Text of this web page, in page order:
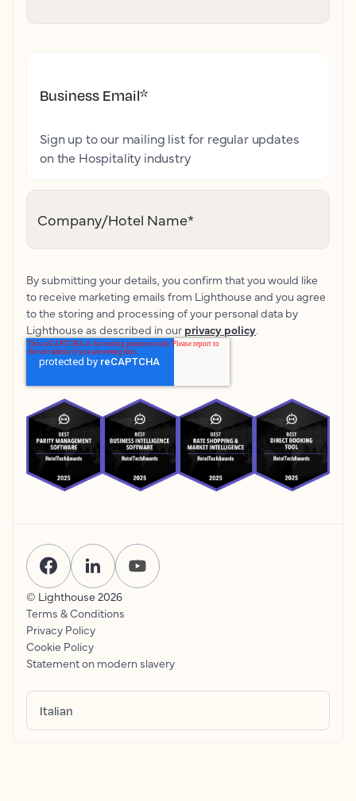
Business Email*
Sign up to our mailing list for regular updates
on the Hospitality industry
Company/Hotel Name*
By submitting your details, you confirm that you would like
to receive marketing emails from Lighthouse and you agree
to the storing and processing of your personal data by
Lighthouse as described in our privacy policy.
© Lighthouse 2026
Terms & Conditions
Privacy Policy
Cookie Policy
Statement on modern slavery
Italian